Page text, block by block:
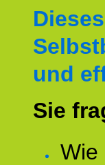
und
Sie
Wie